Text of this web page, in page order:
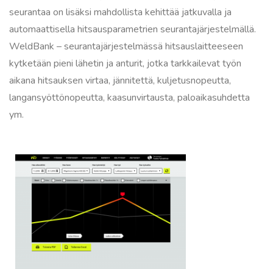
seurantaa on lisäksi mahdollista kehittää jatkuvalla ja
automaattisella hitsausparametrien seurantajärjestelmällä.
WeldBank – seurantajärjestelmässä hitsauslaitteeseen
kytketään pieni lähetin ja anturit, jotka tarkkailevat työn
aikana hitsauksen virtaa, jännitettä, kuljetusnopeutta,
langansyöttönopeutta, kaasunvirtausta, paloaikasuhdetta
ym.